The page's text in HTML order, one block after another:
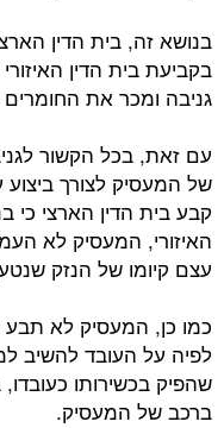
בנושא זה, בית הדין
בקביעת בית הדין
גניבה ומכר את החומרים
עם זאת, בכל הקשור
של המעסיק לצורך ביצוע
קבע בית הדין הארצי כי
האיזורי, המעסיק לא
עצם קיומו של הנזק
כמו כן, המעסיק לא תבע
לפיה על העובד להשיב
שהפיק בכשירותו
ברכב של המעסיק.